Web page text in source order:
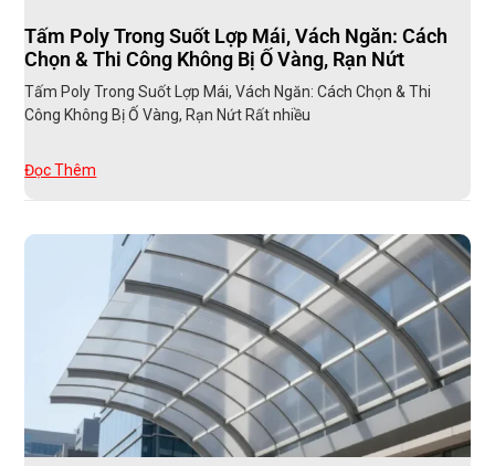
Tấm Poly Trong Suốt Lợp Mái, Vách Ngăn: Cách
Chọn & Thi Công Không Bị Ố Vàng, Rạn Nứt
Tấm Poly Trong Suốt Lợp Mái, Vách Ngăn: Cách Chọn & Thi
Công Không Bị Ố Vàng, Rạn Nứt Rất nhiều
Đọc Thêm